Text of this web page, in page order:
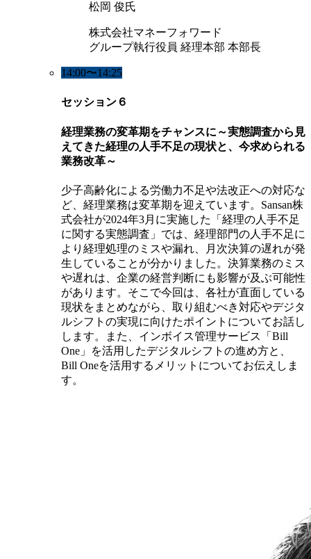
松岡 俊氏
株式会社マネーフォワード
グループ執行役員 経理本部 本部長
14:00〜14:25
セッション６
経理業務の変革期をチャンスに～実態調査から見
えてきた経理の人手不足の現状と、今求められる
業務改革～
少子高齢化による労働力不足や法改正への対応な
ど、経理業務は変革期を迎えています。Sansan株
式会社が2024年3月に実施した「経理の人手不足
に関する実態調査」では、経理部門の人手不足に
より経理処理のミスや漏れ、月次決算の遅れが発
生していることが分かりました。決算業務のミス
や遅れは、企業の経営判断にも影響が及ぶ可能性
があります。そこで今回は、各社が直面している
現状をまとめながら、取り組むべき対応やデジタ
ルシフトの実現に向けたポイントについてお話し
します。また、インボイス管理サービス「Bill
One」を活用したデジタルシフトの進め方と、
Bill Oneを活用するメリットについてお伝えしま
す。